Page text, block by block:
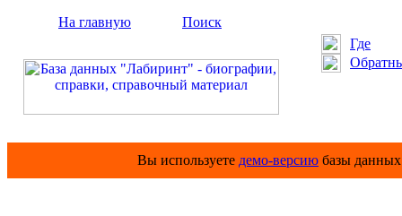
На главную
Поиск
Где
Вы используете демо-версию базы